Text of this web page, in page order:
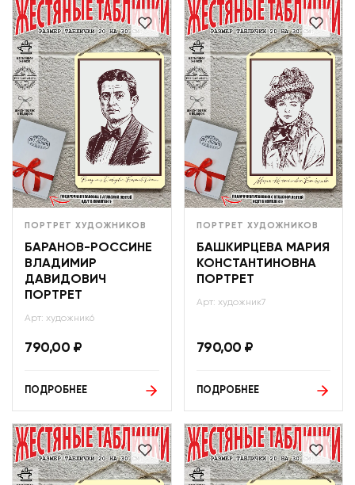
ПОРТРЕТ ХУДОЖНИКОВ
БАРАНОВ-РОССИНЕ
ВЛАДИМИР
ДАВИДОВИЧ
ПОРТРЕТ
Арт: художник6
790,00 ₽
ПОДРОБНЕЕ
ПОРТРЕТ ХУДОЖНИКОВ
БАШКИРЦЕВА МАРИЯ
КОНСТАНТИНОВНА
ПОРТРЕТ
Арт: художник7
790,00 ₽
ПОДРОБНЕЕ